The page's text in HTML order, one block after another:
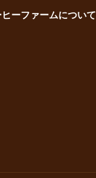
ーファームについて